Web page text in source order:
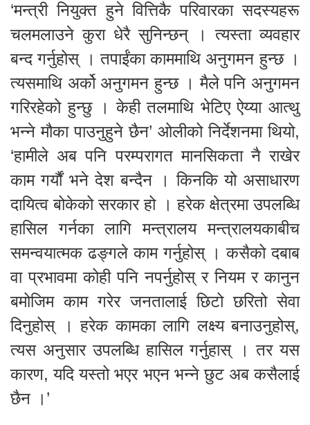
‘मन्त्री नियुक्त हुने वित्तिकै परिवारका सदस्यहरू
चलमलाउने कुरा धेरै सुनिन्छन् । त्यस्ता व्यवहार
बन्द गर्नुहोस् । तपाईंका काममाथि अनुगमन हुन्छ ।
त्यसमाथि अर्को अनुगमन हुन्छ । मैले पनि अनुगमन
गरिरहेको हुन्छु । केही तलमाथि भेटिए ऐय्या आत्थु
भन्ने मौका पाउनुहुने छैन’ ओलीको निर्देशनमा थियो,
‘हामीले अब पनि परम्परागत मानसिकता नै राखेर
काम गर्यौं भने देश बन्दैन । किनकि यो असाधारण
दायित्व बोकेको सरकार हो । हरेक क्षेत्रमा उपलब्धि
हासिल गर्नका लागि मन्त्रालय मन्त्रालयकाबीच
समन्वयात्मक ढङ्गले काम गर्नुहोस् । कसैको दबाब
वा प्रभावमा कोही पनि नपर्नुहोस् र नियम र कानुन
बमोजिम काम गरेर जनतालाई छिटो छरितो सेवा
दिनुहोस् । हरेक कामका लागि लक्ष्य बनाउनुहोस्,
त्यस अनुसार उपलब्धि हासिल गर्नुहास् । तर यस
कारण, यदि यस्तो भएर भएन भन्ने छुट अब कसैलाई
छैन ।’